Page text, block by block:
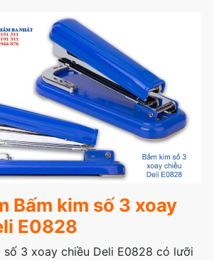
Bấm kim số 3 xoay
E0828
số 3 xoay chiều Deli E0828 có lưỡi